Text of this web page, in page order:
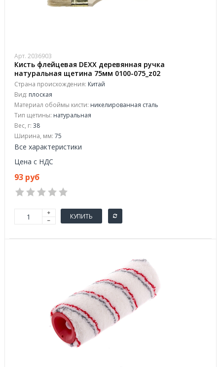
Арт. 2036903
Кисть флейцевая DEXX деревянная ручка
натуральная щетина 75мм 0100-075_z02
Страна происхождения: Китай
Вид: плоская
Материал обоймы кисти: никелированная сталь
Тип щетины: натуральная
Вес, г: 38
Ширина, мм: 75
Все характеристики
Цена с НДС
93 руб
КУПИТЬ